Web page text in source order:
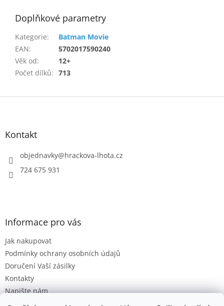
Doplňkové parametry
Kategorie:
Batman Movie
EAN:
5702017590240
Věk od:
12+
Počet dílků: 713
Z
Kontakt
objednavky@hrackova-lhota.cz
724 675 931
Informace pro vás
Jak nakupovat
Podmínky ochrany osobních údajů
Doručení Vaší zásilky
Kontakty
Napište nám
Hodnocení obchodu